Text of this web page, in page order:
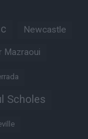
Newcastle
Mazraoui
Scholes